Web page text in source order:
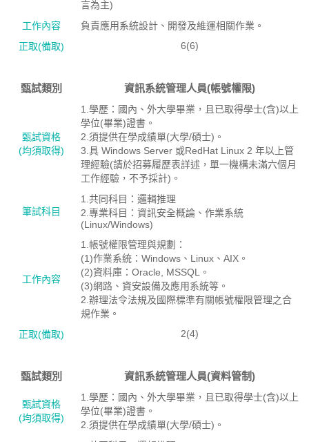
言為主)
工作內容
負責應用系統設計、開發及維運相關作業。
正取(備取)
6(6)
甄試類別 資訊系統管理人員(帳號權限)
甄試資格
(均須取得)
1.學歷：國內、外大學畢業，且已取得學士(含)以上
學位(畢業)證書。
2.須提供在學成績單(大學/碩士)。
3.具 Windows Server 或RedHat Linux 2 年以上管
理經驗(請於招募履歷表詳述，單一機構未滿六個月
工作經驗，不予採計)。
筆試科目
1.共同科目：邏輯推理
2.專業科目：資訊安全概論、作業系統
(Linux/Windows)
工作內容
1.帳號權限管理與規劃：
(1)作業系統：Windows、Linux、AIX。
(2)資料庫：Oracle, MSSQL。
(3)網路、資安設備及應用系統等。
2.辦理法令法規及國際標準有關帳號權限管理之合
規作業。
正取(備取)
2(4)
甄試類別 資訊系統管理人員(資料管制)
甄試資格
(均須取得)
1.學歷：國內、外大學畢業，且已取得學士(含)以上
學位(畢業)證書。
2.須提供在學成績單(大學/碩士)。